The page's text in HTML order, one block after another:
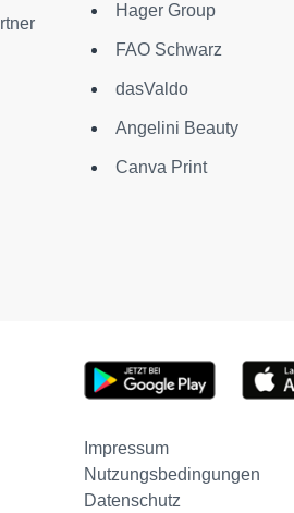
Hager Group
FAO Schwarz
dasValdo
Angelini Beauty
Canva Print
Impressum
Nutzungsbedingungen
Datenschutz